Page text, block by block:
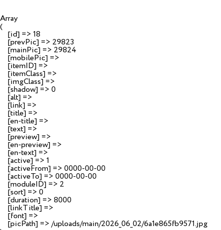
Array
(
    [id] => 18
    [prevPic] => 29823
    [mainPic] => 29824
    [mobilePic] =>
    [itemID] =>
    [itemClass] =>
    [imgClass] =>
    [shadow] => 0
    [alt] =>
    [link] =>
    [title] =>
    [en-title] =>
    [text] =>
    [preview] =>
    [en-preview] =>
    [en-text] =>
    [active] => 1
    [activeFrom] => 0000-00-00
    [activeTo] => 0000-00-00
    [moduleID] => 2
    [sort] => 0
    [duration] => 8000
    [linkTitle] =>
    [font] =>
    [picPath] => /uploads/main/2026_06_02/6a1e865fb9571.jpg